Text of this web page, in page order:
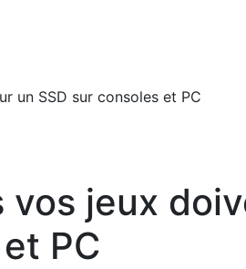
un SSD sur consoles et PC
vos jeux
PC